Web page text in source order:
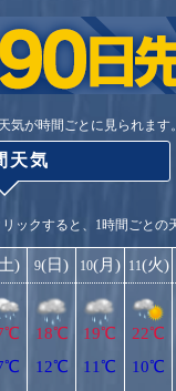
気が時間ごとに見られます。
天気
ックすると、1時間ごとの
) 9(日)
18℃
12℃
10(月)
19℃
11℃
11(火)
22℃
10℃